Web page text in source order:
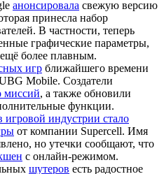
анонсировала свежую версию
принесла набор
В частности, теперь
графические параметры,
более плавным.
игр ближайшего времени
Mobile. Создатели
миссий, а также обновили
функции.
индустрии стало
от компании Supercell. Имя
но утечки сообщают, что
с онлайн-режимом.
шутеров есть радостное